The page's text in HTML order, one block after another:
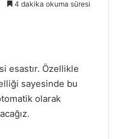
4 dakika okuma süresi
esastır. Özellikle
sayesinde bu
olarak